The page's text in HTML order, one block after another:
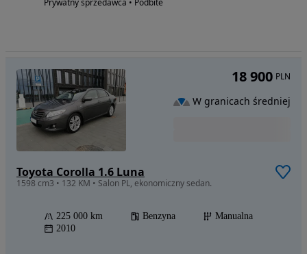
Prywatny sprzedawca • Podbite
Toyota Corolla 1.6 Luna
1598 cm3 • 132 KM • Salon PL, ekonomiczny sedan.
225 000 km Benzyna
Manualna
2010
18 900 PLN
W granicach średniej